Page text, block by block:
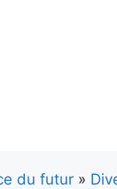
du futur »